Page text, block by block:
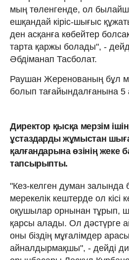
мың төленгенде, ол
ешқандай кіріс-шығыс
ден асқанға көбейтер
тарта қаржы болады", -
Әбдіманап Тасболат.
Раушан Жеренованың бұл
болып тағайындалғанына 5
Директор қысқа мерзім
ұстаздарды жұмыстан
қалғандарына өзінің жеке
тапсырыпты.
"Кез-келген думан залында
мерекелік кештерде ол кісі
оқушылар орнынан тұрып,
қарсы алады. Ол дәстүрге
оны біздің мұғалімдер
айналдырмақшы", - дейді